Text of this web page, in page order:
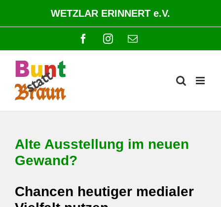
springen
WETZLAR ERINNERT e.V.
FacebookInstagram
E-
Mail
Alte Ausstellung im neuen
Gewand?
Chancen heutiger medialer